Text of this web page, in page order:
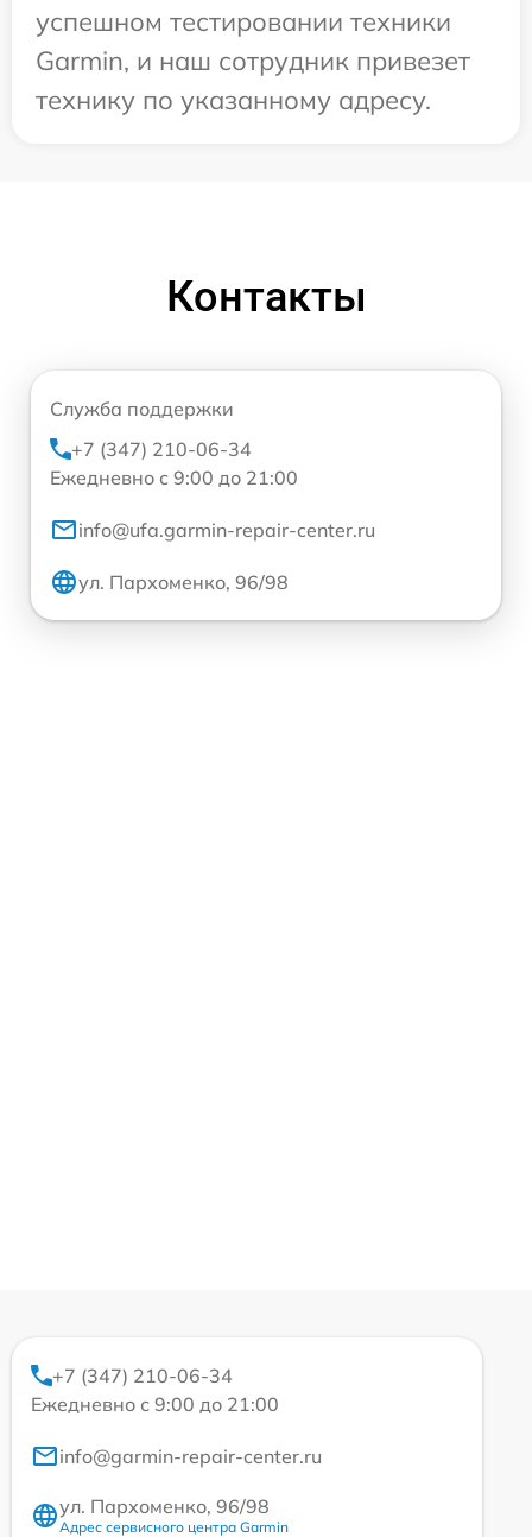
успешном тестировании техники
Garmin, и наш сотрудник привезет
технику по указанному адресу.
Контакты
Служба поддержки
+7 (347) 210-06-34
Ежедневно с 9:00 до 21:00
info@ufa.garmin-repair-center.ru
ул. Пархоменко, 96/98
+7 (347) 210-06-34
Ежедневно с 9:00 до 21:00
info@garmin-repair-center.ru
ул. Пархоменко, 96/98
Адрес сервисного центра Garmin